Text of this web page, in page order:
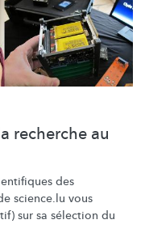
recherche au
des
science.lu vous
sur sa sélection du